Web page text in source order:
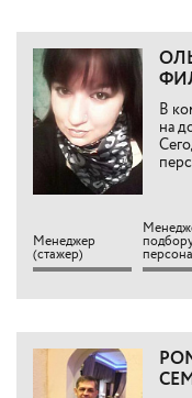
В
на
Менеджер
(стажер)